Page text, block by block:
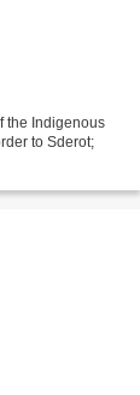
the Indigenous
to Sderot;